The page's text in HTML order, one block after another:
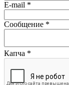
E-mail *
Сообщение *
Капча *